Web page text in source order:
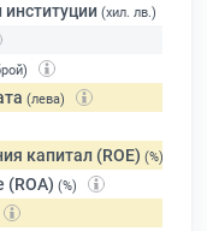
(хил. лв.)
(лева)
капитал (ROE) (%)
(ROA) (%)